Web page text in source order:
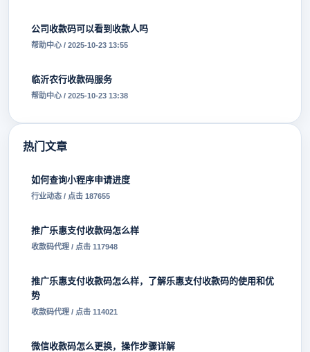
公司收款码可以看到收款人吗
帮助中心 / 2025-10-23 13:55
临沂农行收款码服务
帮助中心 / 2025-10-23 13:38
热门文章
如何查询小程序申请进度
行业动态 / 点击 187655
推广乐惠支付收款码怎么样
收款码代理 / 点击 117948
推广乐惠支付收款码怎么样，了解乐惠支付收款码的使用和优
势
收款码代理 / 点击 114021
微信收款码怎么更换，操作步骤详解